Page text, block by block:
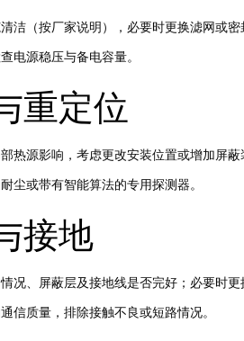
洁（按厂家说明），必要时更换滤网或
电源稳压与备电容量。
重定位
热源影响，考虑更改安装位置或增加屏
尘或带有智能算法的专用探测器。
接地
况、屏蔽层及接地线是否完好；必要时
信质量，排除接触不良或短路情况。